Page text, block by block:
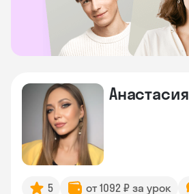
Анастасия
5 от 1092 ₽ за урок